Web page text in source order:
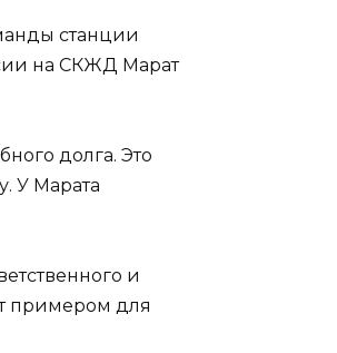
станции
на СКЖД Марат
долга. Это
У Марата
и
примером для